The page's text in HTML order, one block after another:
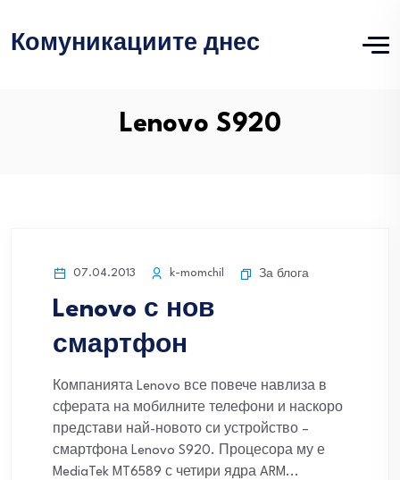
Комуникациите днес
Lenovo S920
07.04.2013 k-momchil За блога
Lenovo с нов
смартфон
Компанията Lenovo все повече навлиза в
сферата на мобилните телефони и наскоро
представи най-новото си устройство –
смартфона Lenovo S920. Процесора му е
MediaTek MT6589 с четири ядра ARM...